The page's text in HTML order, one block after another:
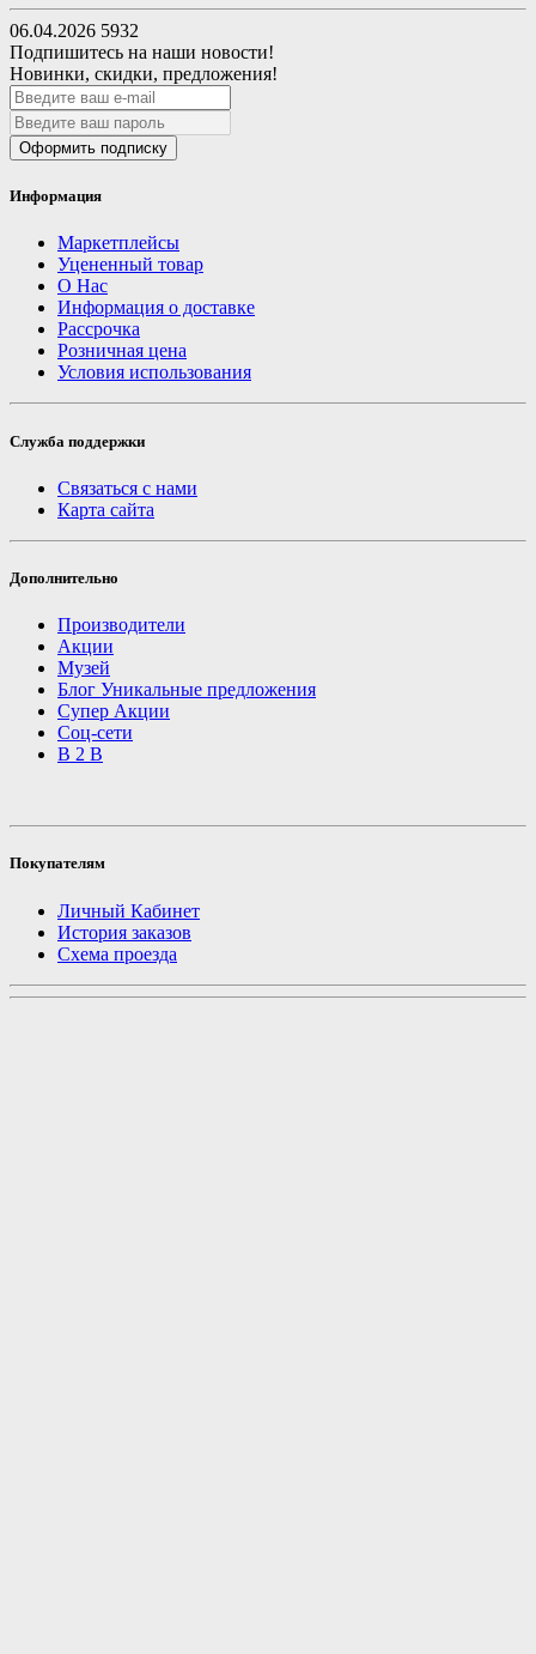
06.04.2026 5932
Подпишитесь на наши новости!
Новинки, скидки, предложения!
Оформить подписку
Информация
Маркетплейсы
Уцененный товар
О Нас
Информация о доставке
Рассрочка
Розничная цена
Условия использования
Служба поддержки
Связаться с нами
Карта сайта
Дополнительно
Производители
Акции
Музей
Блог Уникальные предложения
Супер Акции
Соц-сети
B 2 B
Покупателям
Личный Кабинет
История заказов
Схема проезда